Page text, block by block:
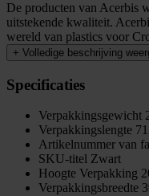
De producten van Acerbis
uitstekende kwaliteit.
wereld van plastics voor
+ Volledige beschrijving
Specificaties
Verpakkingsgewicht
Verpakkingslengte
Artikelnummer van
SKU-titel Zwart
Hoogte Verpakking
Verpakkingsbreedte